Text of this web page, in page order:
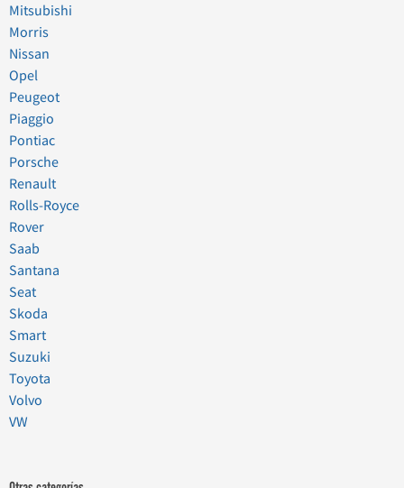
Mitsubishi
Morris
Nissan
Opel
Peugeot
Piaggio
Pontiac
Porsche
Renault
Rolls-Royce
Rover
Saab
Santana
Seat
Skoda
Smart
Suzuki
Toyota
Volvo
VW